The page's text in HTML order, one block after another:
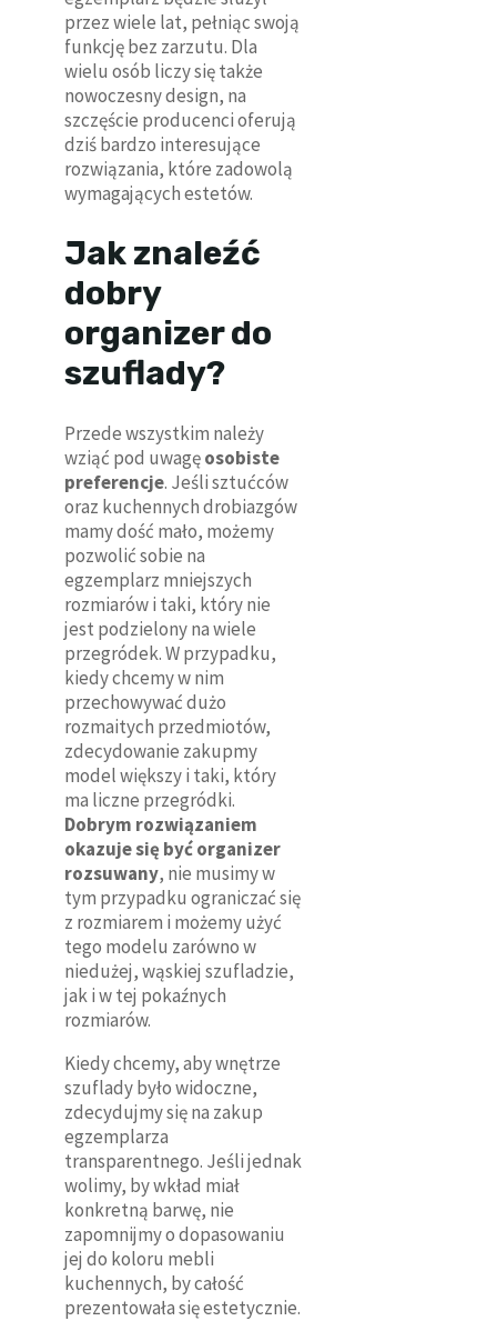
przez wiele lat, pełniąc swoją
funkcję bez zarzutu. Dla
wielu osób liczy się także
nowoczesny design, na
szczęście producenci oferują
dziś bardzo interesujące
rozwiązania, które zadowolą
wymagających estetów.
Jak znaleźć
dobry
organizer do
szuflady?
Przede wszystkim należy
wziąć pod uwagęosobiste
preferencje. Jeśli sztućców
oraz kuchennych drobiazgów
mamy dość mało, możemy
pozwolić sobie na
egzemplarz mniejszych
rozmiarów i taki, który nie
jest podzielony na wiele
przegródek. W przypadku,
kiedy chcemy w nim
przechowywać dużo
rozmaitych przedmiotów,
zdecydowanie zakupmy
model większy i taki, który
ma liczne przegródki.
Dobrym rozwiązaniem
okazuje się być organizer
rozsuwany, nie musimy w
tym przypadku ograniczać się
z rozmiarem i możemy użyć
tego modelu zarówno w
niedużej, wąskiej szufladzie,
jak i w tej pokaźnych
rozmiarów.
Kiedy chcemy, aby wnętrze
szuflady było widoczne,
zdecydujmy się na zakup
egzemplarza
transparentnego. Jeśli jednak
wolimy, by wkład miał
konkretną barwę, nie
zapomnijmy o dopasowaniu
jej do koloru mebli
kuchennych, by całość
prezentowała się estetycznie.